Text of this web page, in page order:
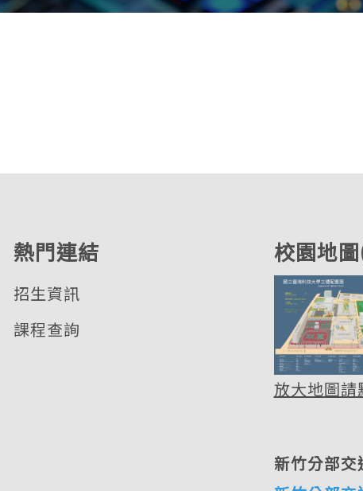
熱門連結
招生資訊
課程查詢
校園地
放大地圖請
新竹分部交